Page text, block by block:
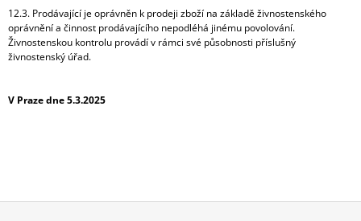
12.3. Prodávající je oprávněn k prodeji zboží na základě živnostenského
oprávnění a činnost prodávajícího nepodléhá jinému povolování.
Živnostenskou kontrolu provádí v rámci své působnosti příslušný
živnostenský úřad.
V Praze dne 5.3.2025